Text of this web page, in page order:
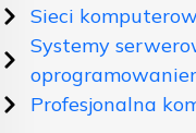
Sieci
Systemy
Profesjonalna